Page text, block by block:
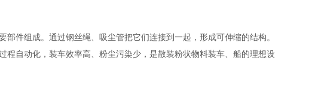
件组成。通过钢丝绳、吸尘管把它们连接到一起，形成可伸缩的结构。
自动化，装车效率高、粉尘污染少，是散装粉状物料装车、船的理想设